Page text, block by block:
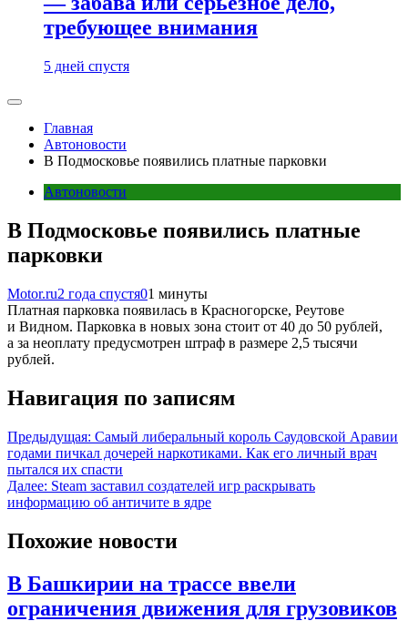
требующее внимания
5 дней спустя
Главная
Автоновости
В Подмосковье появились платные парковки
Автоновости
В Подмосковье появились платные
парковки
Motor.ru2 года спустя01 минуты
Платная парковка появилась в Красногорске, Реутове
и Видном. Парковка в новых зона стоит от 40 до 50 рублей,
а за неоплату предусмотрен штраф в размере 2,5 тысячи
рублей.
Навигация по записям
Предыдущая: Самый либеральный король Саудовской Аравии
годами пичкал дочерей наркотиками. Как его личный врач
пытался их спасти
Далее: Steam заставил создателей игр раскрывать
информацию об античите в ядре
Похожие новости
В Башкирии на трассе ввели
ограничения движения для грузовиков